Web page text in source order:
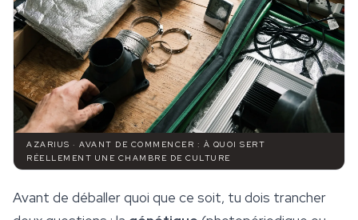
AZARIUS · AVANT DE COMMENCER : À QUOI SERT
RÉELLEMENT UNE CHAMBRE DE CULTURE
Avant de déballer quoi que ce soit, tu dois trancher